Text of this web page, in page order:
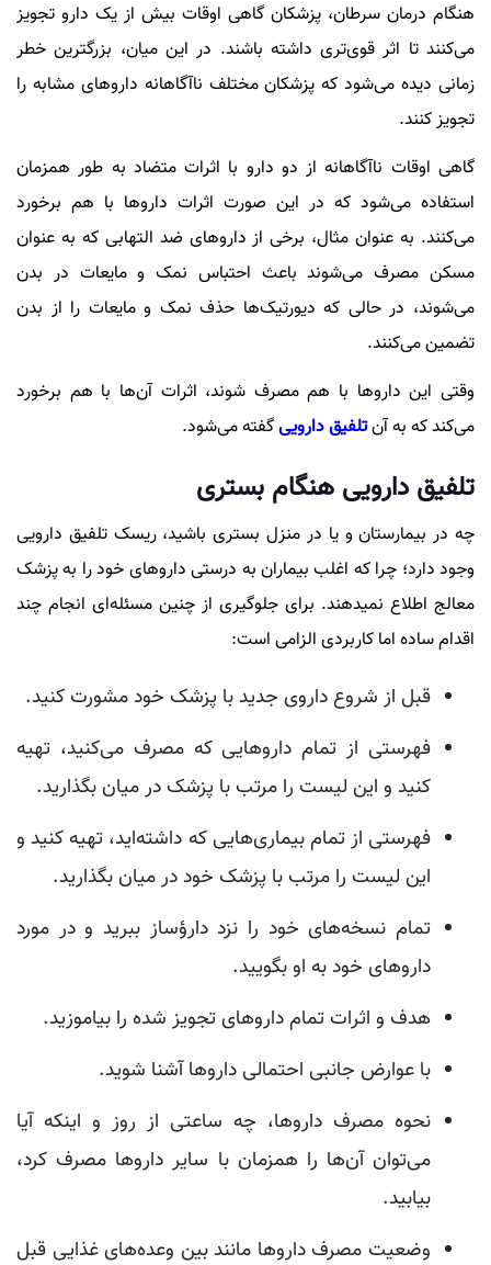
هنگام درمان سرطان، پزشکان گاهی اوقات بیش از یک دارو تجویز
می‌کنند تا اثر قوی‌تری داشته باشند. در این میان، بزرگترین خطر
زمانی دیده می‌شود که پزشکان مختلف ناآگاهانه دارو‌های مشابه را
تجویز کنند.
گاهی اوقات ناآگاهانه از دو دارو با اثرات متضاد به طور همزمان
استفاده می‌شود که در این صورت اثرات دارو‌ها با هم برخورد
می‌کنند. به عنوان مثال، برخی از دارو‌های ضد التهابی که به عنوان
مسکن مصرف می‌شوند باعث احتباس نمک و مایعات در بدن
می‌شوند، در حالی که دیورتیک‌ها حذف نمک و مایعات را از بدن
تضمین می‌کنند.
وقتی این دارو‌ها با هم مصرف شوند، اثرات آن‌ها با هم برخورد
می‌کند که به آنتلفیق داروییگفته می‌شود.
تلفیق دارویی هنگام بستری
چه در بیمارستان و یا در منزل بستری باشید، ریسک تلفیق دارویی
وجود دارد؛ چرا که اغلب بیماران به درستی داروهای خود را به پزشک
معالج اطلاع نمیدهند. برای جلوگیری از چنین مسئله‌ای انجام چند
اقدام ساده اما کاربردی الزامی است:
قبل از شروع داروی جدید با پزشک خود مشورت کنید.
فهرستی از تمام دارو‌هایی که مصرف می‌کنید، تهیه
کنید و این لیست را مرتب با پزشک در میان بگذارید.
فهرستی از تمام بیماری‌هایی که داشته‌اید، تهیه کنید و
این لیست را مرتب با پزشک خود در میان بگذارید.
تمام نسخه‌های خود را نزد دارؤساز ببرید و در مورد
دارو‌های خود به او بگویید.
هدف و اثرات تمام دارو‌های تجویز شده را بیاموزید.
با عوارض جانبی احتمالی دارو‌ها آشنا شوید.
نحوه مصرف دارو‌ها، چه ساعتی از روز و اینکه آیا
می‌توان آن‌ها را همزمان با سایر دارو‌ها مصرف کرد،
بیابید.
وضعیت مصرف دارو‌ها مانند بین وعده‌های غذایی قبل